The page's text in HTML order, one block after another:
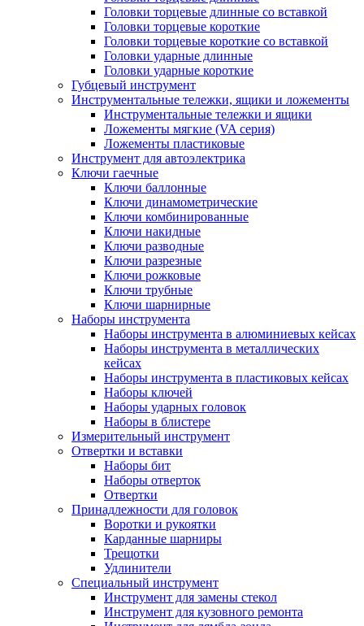
Головки торцевые длинные со вставкой
Головки торцевые короткие
Головки торцевые короткие со вставкой
Головки ударные длинные
Головки ударные короткие
Губцевый инструмент
Инструментальные тележки, ящики и ложементы
Инструментальные тележки и ящики
Ложементы мягкие (VA серия)
Ложементы пластиковые
Инструмент для автоэлектрика
Ключи гаечные
Ключи баллонные
Ключи динамометрические
Ключи комбинированные
Ключи накидные
Ключи разводные
Ключи разрезные
Ключи рожковые
Ключи трубные
Ключи шарнирные
Наборы инструмента
Наборы инструмента в алюминиевых кейсах
Наборы инструмента в металлических
кейсах
Наборы инструмента в пластиковых кейсах
Наборы ключей
Наборы ударных головок
Наборы в блистере
Измерительный инструмент
Отвертки и вставки
Наборы бит
Наборы отверток
Отвертки
Принадлежности для головок
Воротки и рукоятки
Карданные шарниры
Трещотки
Удлинители
Специальный инструмент
Инструмент для замены стекол
Инструмент для кузовного ремонта